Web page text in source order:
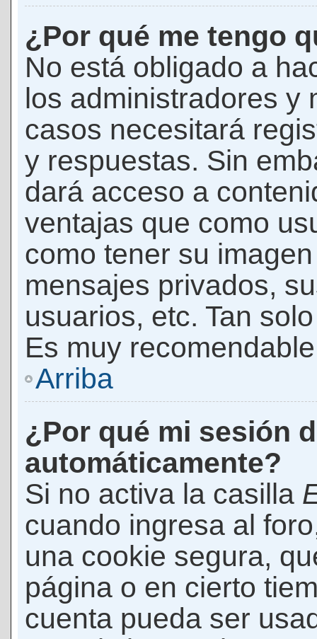
¿Por qué me tengo
No está obligado a
los administradores y
casos necesitará
y respuestas. Sin
dará acceso a
ventajas que como
como tener su
mensajes privados,
usuarios, etc. Tan
Es muy
Arriba
¿Por qué mi sesión
automáticamente?
Si no activa la casilla
cuando ingresa al
una cookie segura,
página o en cierto
cuenta pueda ser